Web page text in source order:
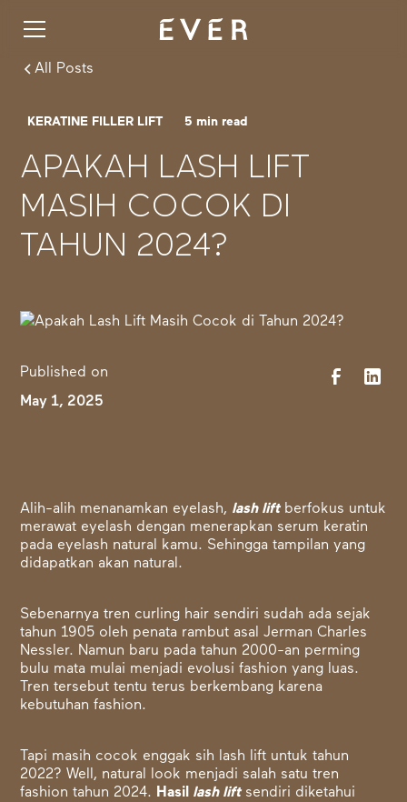
All Posts
KERATINE FILLER LIFT 5 min read
APAKAH LASH LIFT
MASIH COCOK DI
TAHUN 2024?
Published on
May 1, 2025
Alih-alih menanamkan eyelash, lash liftberfokus untuk
merawat eyelash dengan menerapkan serum keratin
pada eyelash natural kamu. Sehingga tampilan yang
didapatkan akan natural.
Sebenarnya tren curling hair sendiri sudah ada sejak
tahun 1905 oleh penata rambut asal Jerman Charles
Nessler. Namun baru pada tahun 2000-an perming
bulu mata mulai menjadi evolusi fashion yang luas.
Tren tersebut tentu terus berkembang karena
kebutuhan fashion.
Tapi masih cocok enggak sih lash lift untuk tahun
2022? Well, natural look menjadi salah satu tren
fashion tahun 2024. Hasil lash liftsendiri diketahui